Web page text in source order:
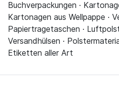
Buchverpackungen ·
Kartonagen aus Wellpappe ·
Papiertragetaschen ·
Versandhülsen ·
Etiketten aller Art